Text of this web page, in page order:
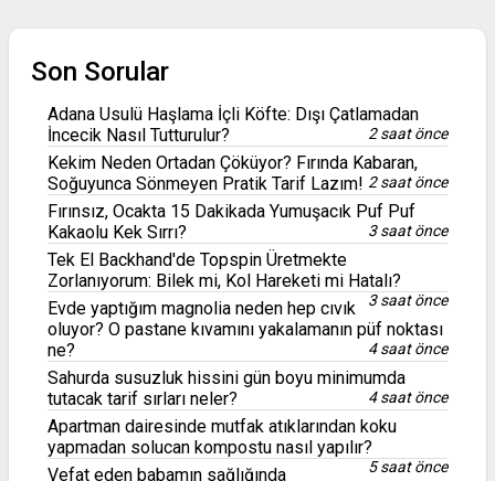
Son Sorular
Adana Usulü Haşlama İçli Köfte: Dışı Çatlamadan
İncecik Nasıl Tutturulur?
2 saat önce
Kekim Neden Ortadan Çöküyor? Fırında Kabaran,
Soğuyunca Sönmeyen Pratik Tarif Lazım! 2 saat önce
Fırınsız, Ocakta 15 Dakikada Yumuşacık Puf Puf
Kakaolu Kek Sırrı?
3 saat önce
Tek El Backhand'de Topspin Üretmekte
Zorlanıyorum: Bilek mi, Kol Hareketi mi Hatalı?
3 saat önce
Evde yaptığım magnolia neden hep cıvık
oluyor? O pastane kıvamını yakalamanın püf noktası
ne?
4 saat önce
Sahurda susuzluk hissini gün boyu minimumda
tutacak tarif sırları neler?
4 saat önce
Apartman dairesinde mutfak atıklarından koku
yapmadan solucan kompostu nasıl yapılır?
5 saat önce
Vefat eden babamın sağlığında